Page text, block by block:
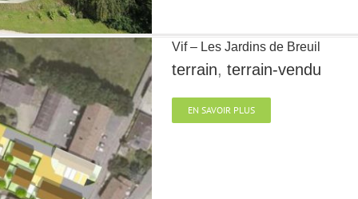
Vif – Les Jardins de Breuil
terrain, terrain-vendu
EN SAVOIR PLUS